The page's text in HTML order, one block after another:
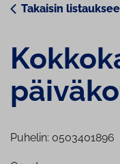
Takaisin
Puhelin: 0503401896